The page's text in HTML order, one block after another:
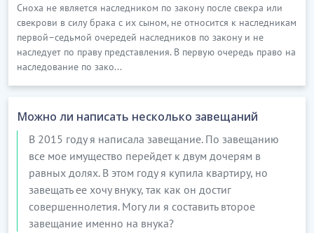
Сноха не является наследником по закону после свекра или
свекрови в силу брака с их сыном, не относится к наследникам
первой–седьмой очередей наследников по закону и не
наследует по праву представления. В первую очередь право на
наследование по зако...
Можно ли написать несколько завещаний
В 2015 году я написала завещание. По завещанию
все мое имущество перейдет к двум дочерям в
равных долях. В этом году я купила квартиру, но
завещать ее хочу внуку, так как он достиг
совершеннолетия. Могу ли я составить второе
завещание именно на внука?